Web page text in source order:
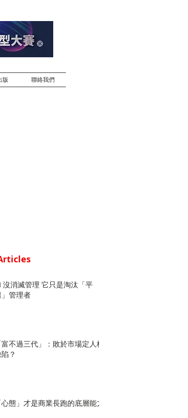
版 聯絡我們
沒消滅管理 它只是淘汰「平
」管理者
富不過三代」：敗於市場定人格
？
心態」才是商業長跑的底層能力